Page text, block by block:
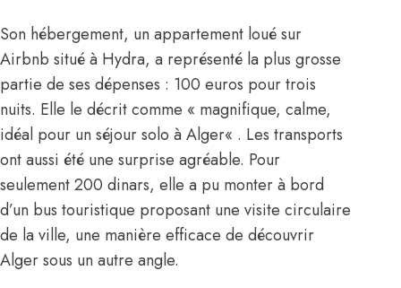
Son hébergement, un appartement loué sur
Airbnb situé à Hydra, a représenté la plus grosse
partie de ses dépenses : 100 euros pour trois
nuits. Elle le décrit comme « magnifique, calme,
idéal pour un séjour solo à Alger« . Les transports
ont aussi été une surprise agréable. Pour
seulement 200 dinars, elle a pu monter à bord
d’un bus touristique proposant une visite circulaire
de la ville, une manière efficace de découvrir
Alger sous un autre angle.